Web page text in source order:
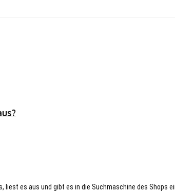
es aus und gibt es in die Suchmaschine des Shops